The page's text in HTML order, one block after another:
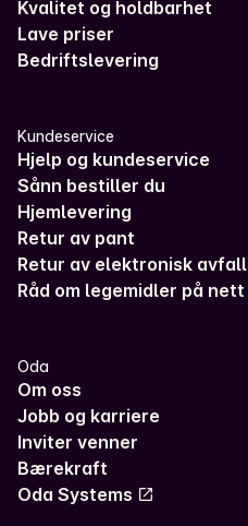
Kvalitet og holdbarhet
Lave priser
Bedriftslevering
Kundeservice
Hjelp og kundeservice
Sånn bestiller du
Hjemlevering
Retur av pant
Retur av elektronisk avfall
Råd om legemidler på nett
Oda
Om oss
Jobb og karriere
Inviter venner
Bærekraft
Oda Systems